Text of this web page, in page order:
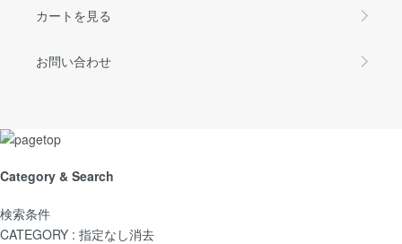
カートを見る
お問い合わせ
Category & Search
検索条件
CATEGORY : 指定なし消去